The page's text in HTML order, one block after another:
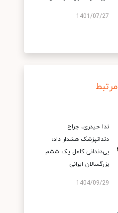
1401/07/27
مرتبط
ندا حیدری، جراح
دندانپزشک هشدار داد؛
بی‌دندانی کامل یک ششم
بزرگسالان ایرانی
1404/09/29